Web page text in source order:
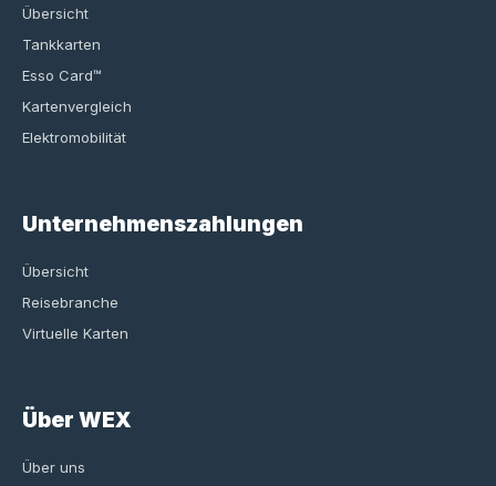
Übersicht
Tankkarten
Esso Card™
Kartenvergleich
Elektromobilität
Unternehmenszahlungen
Übersicht
Reisebranche
Virtuelle Karten
Über WEX
Über uns